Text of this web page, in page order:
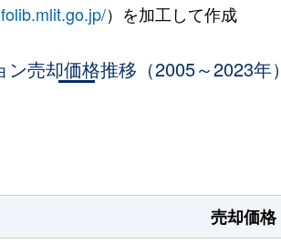
65m²
築48年
55m²
築32年
65m²
築18年
）を加工して作成
ン売却価格推移（2005～2023年
売却価